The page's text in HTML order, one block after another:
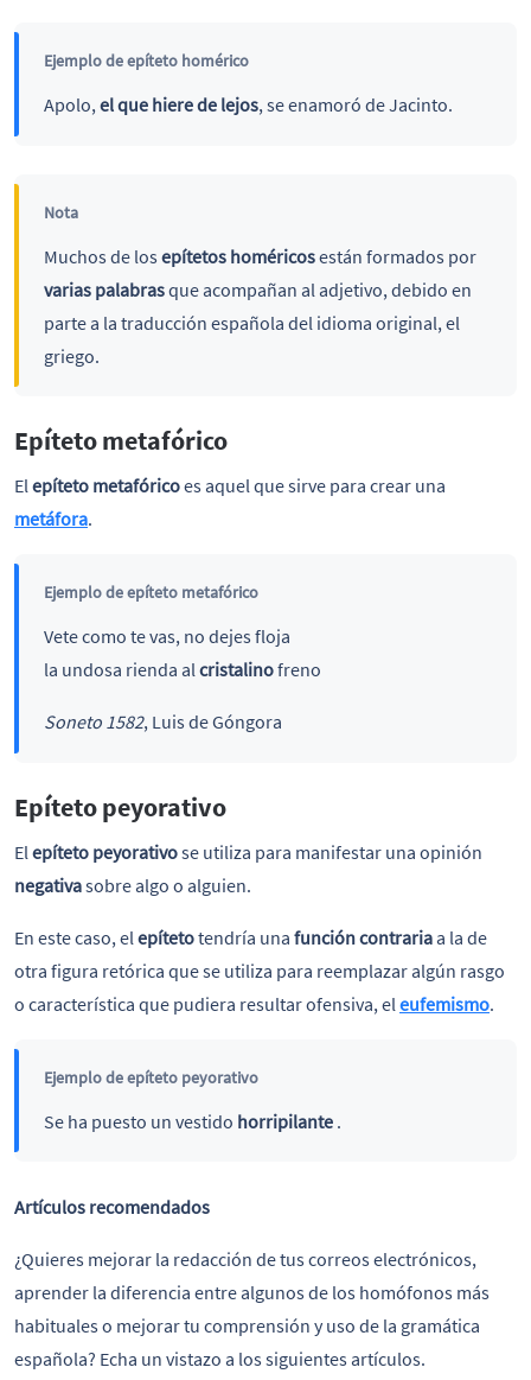
Ejemplo de epíteto homérico
Apolo,el que hiere de lejos, se enamoró de Jacinto.
Nota
Muchos de los epítetos homéricosestán formados por
varias palabrasque acompañan al adjetivo, debido en
parte a la traducción española del idioma original, el
griego.
Epíteto metafórico
Elepíteto metafóricoes aquel que sirve para crear una
metáfora.
Ejemplo de epíteto metafórico
Vete como te vas, no dejes floja
la undosa rienda alcristalinofreno
Soneto 1582, Luis de Góngora
Epíteto peyorativo
El epíteto peyorativose utiliza para manifestar una opinión
negativasobre algo o alguien.
En este caso, el epítetotendría una función contrariaa la de
otra figura retórica que se utiliza para reemplazar algún rasgo
o característica que pudiera resultar ofensiva, el eufemismo.
Ejemplo de epíteto peyorativo
Se ha puesto un vestido horripilante.
Artículos recomendados
¿Quieres mejorar la redacción de tus correos electrónicos,
aprender la diferencia entre algunos de los homófonos más
habituales o mejorar tu comprensión y uso de la gramática
española? Echa un vistazo a los siguientes artículos.